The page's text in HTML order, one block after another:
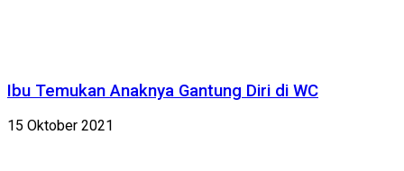
Ibu Temukan Anaknya Gantung Diri di WC
15 Oktober 2021